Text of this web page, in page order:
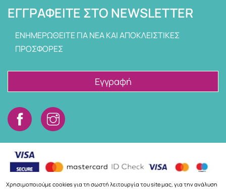
ΕΓΓΡΑΦΕΊΤΕ ΣΤΟ NEWSLETTER
ΕΝΗΜΕΡΩΘΕΙΤΕ ΓΙΑ ΝΕΑ ΚΑΙ ΑΠΟΚΛΕΙΣΤΙΚΕΣ
ΠΡΟΣΦΟΡΕΣ
Εγγραφή
Χρησιμοποιούμε cookies για τη σωστή λειτουργία του site μας, για την ανάλυση